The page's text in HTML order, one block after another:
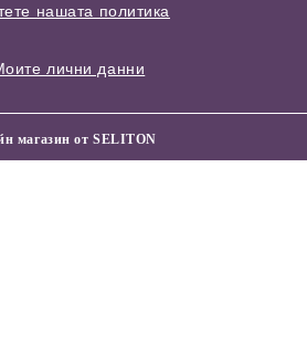
нашата политика
лични данни
магазин от SELITON